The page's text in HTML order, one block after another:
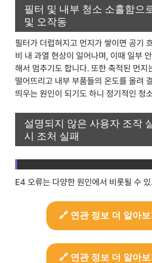
필터 및 내부 청소 소홀함으
및 오작동
필터가 더럽혀지고 먼지가 쌓이면 공기
비 내 과열 현상이 일어나며, 이때 일부
해서 멈추기도 합니다. 또한 축적된 먼지
떨어뜨리고 내부 부품들의 온도를 올려
띄우는 원인이 되기도 하니 정기적인 청
설명되지 않은 사용자 조작
시 조처 실패
E4 오류는 다양한 원인에서 비롯될 수
🔗 연관 정보 더 알아
🔗 연관 정보 더 알아